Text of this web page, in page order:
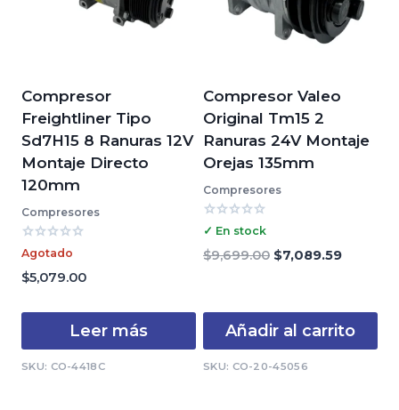
Compresor
Freightliner Tipo
Sd7H15 8 Ranuras 12V
Montaje Directo
120mm
Compresores
Valorado
con
0
de
Agotado
$5,079.00
Leer más
SKU: CO-4418C
Compresor Valeo
Original Tm15 2
Ranuras 24V Montaje
Orejas 135mm
Compresores
Valorado
0
de
✓ En stock
$9,699.00 El
era:
$9,699.00.
$7,089.59El
es:
Añadir al carrito
SKU: CO-20-45056